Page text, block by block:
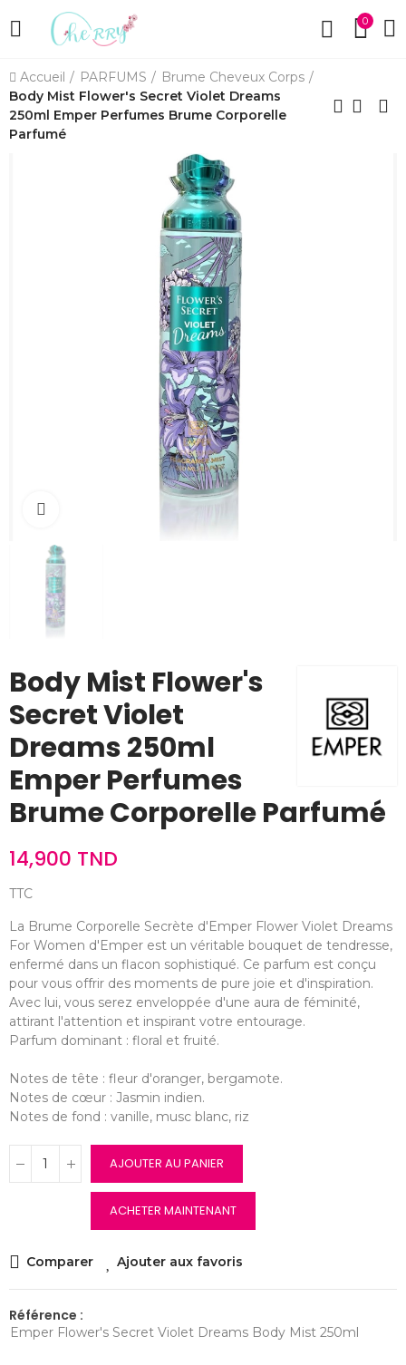
0
Accueil PARFUMS
Brume Cheveux Corps
Body Mist Flower's Secret Violet Dreams
250ml Emper Perfumes Brume Corporelle
Parfumé
Body Mist Flower's
Secret Violet
Dreams 250ml
Emper Perfumes
Brume Corporelle Parfumé
14,900 TND
TTC
La Brume Corporelle Secrète d'Emper Flower Violet Dreams
For Women d'Emper est un véritable bouquet de tendresse,
enfermé dans un flacon sophistiqué. Ce parfum est conçu
pour vous offrir des moments de pure joie et d'inspiration.
Avec lui, vous serez enveloppée d'une aura de féminité,
attirant l'attention et inspirant votre entourage.
Parfum dominant : floral et fruité.
Notes de tête : fleur d'oranger, bergamote.
Notes de cœur : Jasmin indien.
Notes de fond : vanille, musc blanc, riz
AJOUTER AU PANIER
ACHETER MAINTENANT
Comparer Ajouter aux favoris
Référence :
Emper Flower's Secret Violet Dreams Body Mist 250ml